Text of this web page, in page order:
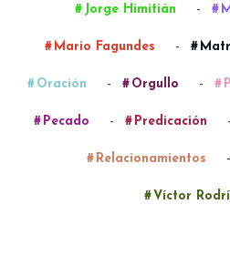
Jorge Himitián -
Mario Fagundes -
Oración - Orgullo -
Pecado - Predicación -
Relacionamientos -
Víctor